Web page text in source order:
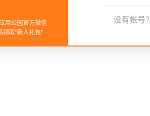
用公园官方微信
领取"新人礼包"
没有帐号？